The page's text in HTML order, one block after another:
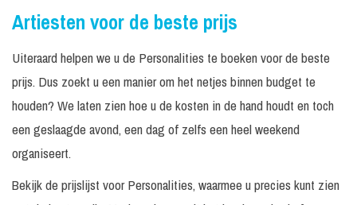
Rollerskate
Girls
4 x 45
minuten N.v.t.
Stroopwafel
In overleg N.v.t. Prijs op
Tropische
Gastvrouwen In overleg N.v.t. Prijs op
aanvraag
Tulpen Meisje
Artiesten voor de beste prijs
Uiteraard helpen we u de Personalities te boeken voor de beste
prijs. Dus zoekt u een manier om het netjes binnen budget te
houden? We laten zien hoe u de kosten in de hand houdt en toch
een geslaagde avond, een dag of zelfs een heel weekend
organiseert.
Bekijk de prijslijst voor Personalities, waarmee u precies kunt zien